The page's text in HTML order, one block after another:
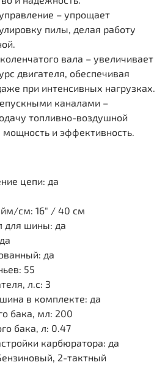
– упрощает
пилы, делая работу
вала – увеличивает
двигателя, обеспечивая
при интенсивных нагрузках.
каналами –
топливно-воздушной
и эффективность.
цепи: да
см: 16" / 40 см
для шины: да
да
55
л.с: 3
в комплекте: да
бака, мл: 200
бака, л: 0.47
карбюратора: да
2-тактный